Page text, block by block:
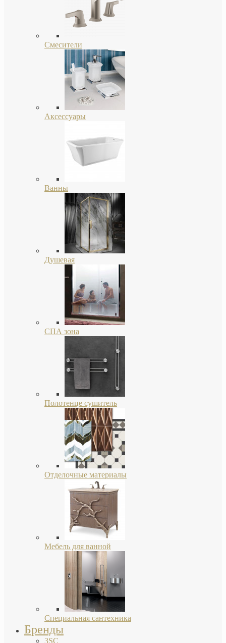
Смесители
Аксессуары
Ванны
Душевая
СПА зона
Полотенце сушитель
Отделочные материалы
Мебель для ванной
Специальная сантехника
Бренды
3SC